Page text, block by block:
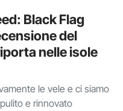
Black Flag
del
nelle isole
le vele e ci siamo
e rinnovato